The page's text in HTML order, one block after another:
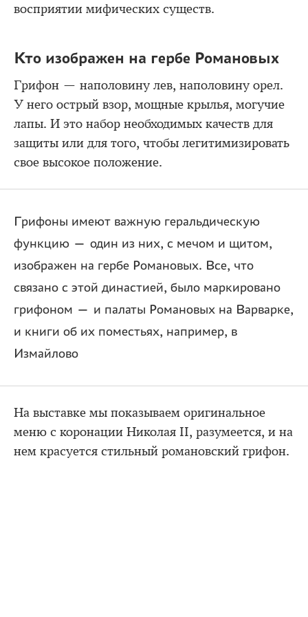
восприятии мифических существ.
Кто изображен на гербе Романовых
Грифон — наполовину лев, наполовину орел.
У него острый взор, мощные крылья, могучие
лапы. И это набор необходимых качеств для
защиты или для того, чтобы легитимизировать
свое высокое положение.
Грифоны имеют важную геральдическую
функцию — один из них, с мечом и щитом,
изображен на гербе Романовых. Все, что
связано с этой династией, было маркировано
грифоном — и палаты Романовых на Варварке,
и книги об их поместьях, например, в
Измайлово
На выставке мы показываем оригинальное
меню с коронации Николая II, разумеется, и на
нем красуется стильный романовский грифон.